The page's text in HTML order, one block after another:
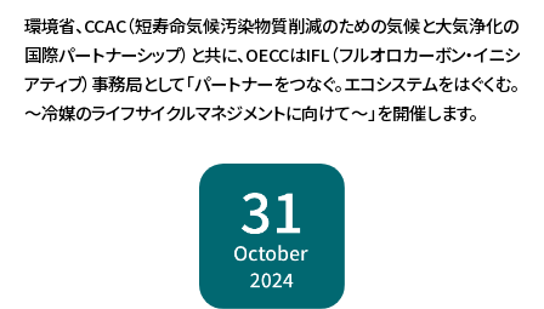
環境省、CCAC（短寿命気候汚染物質削減のための気候と大気浄化の
国際パートナーシップ）と共に、OECCはIFL（フルオロカーボン・イニシ
アティブ）事務局として「パートナーをつなぐ。エコシステムをはぐくむ。
～冷媒のライフサイクルマネジメントに向けて～」を開催します。